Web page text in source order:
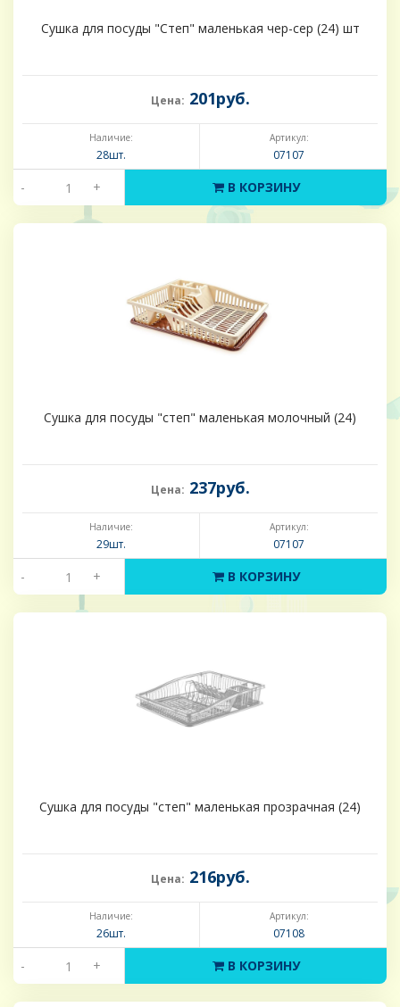
Сушка для посуды "Степ" маленькая чер-сер (24) шт
Цена: 201руб.
Наличие:
28шт.
Артикул:
07107
- + В КОРЗИНУ
Сушка для посуды "степ" маленькая молочный (24)
Цена: 237руб.
Наличие:
29шт.
Артикул:
07107
- + В КОРЗИНУ
Сушка для посуды "степ" маленькая прозрачная (24)
Цена: 216руб.
Наличие:
26шт.
Артикул:
07108
- + В КОРЗИНУ